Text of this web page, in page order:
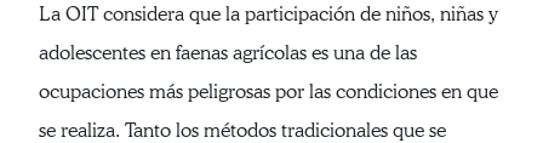
La OIT considera que la participación de niños, niñas y
adolescentes en faenas agrícolas es una de las
ocupaciones más peligrosas por las condiciones en que
se realiza. Tanto los métodos tradicionales que se